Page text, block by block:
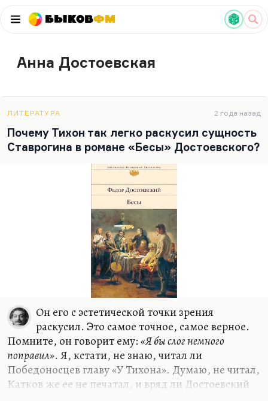
БыковФМ
Анна Достоевская
ЛИТЕРАТУРА 2 года назад
Почему Тихон так легко раскусил сущность
Ставрогина в романе «Бесы» Достоевского?
Он его с эстетической точки зрения
раскусил. Это самое точное, самое верное.
Помните, он говорит ему:«Я бы слог немного
поправил». Я, кстати, не знаю, читал ли
Победоносцев главу «У Тихона». Думаю, не читал,
Катков же ее не печатал, и вряд ли Достоевский